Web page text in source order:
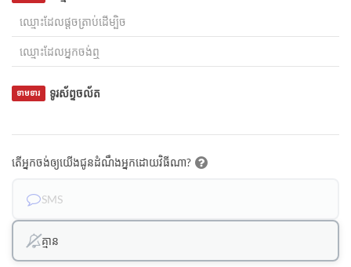
ទូរស័ព្ទចល័ត
ទាមទារ
តើអ្នកចង់ឲ្យយើងជូនដំណឹងអ្នកដោយវិធីណា?
SMS
គ្មាន